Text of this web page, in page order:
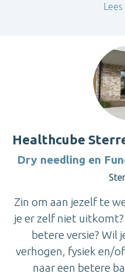
Healthcube
Dry needling en
Zin om aan jezelf te
je er zelf niet
betere versie? Wil
verhogen, fysiek en/
naar een betere